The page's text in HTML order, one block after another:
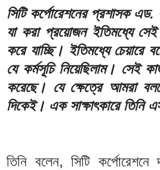
সিটি কর্পোরেশনের প্রশাসক এড.
যা করা প্রয়োজন ইতিমধ্যে
করে যাচ্ছি। ইতিমধ্যে চেয়ারে
যে কর্মসূচি নিয়েছিলাম। সেই
করেছে। যে ক্ষেত্রে আমরা
দিকেই। এক সাক্ষাৎকারে তিনি
তিনি বলেন, সিটি